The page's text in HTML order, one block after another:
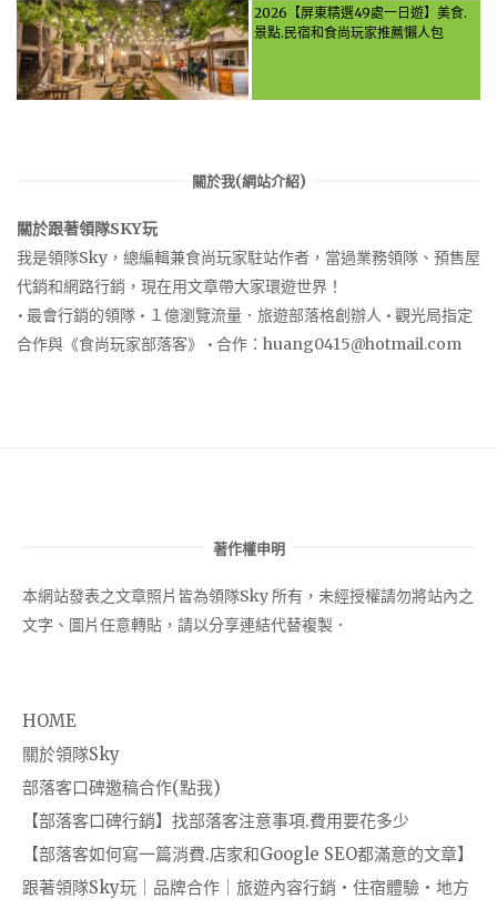
2026【屏東精選49處一日遊】美食.
景點.民宿和食尚玩家推薦懶人包
關於我(網站介紹)
關於跟著領隊SKY玩
我是領隊Sky，總編輯兼食尚玩家駐站作者，當過業務領隊、預售屋
代銷和網路行銷，現在用文章帶大家環遊世界！
• 最會行銷的領隊 • １億瀏覽流量．旅遊部落格創辦人 • 觀光局指定
合作與《食尚玩家部落客》 • 合作： huang0415@hotmail.com
著作權申明
本網站發表之文章照片皆為領隊Sky 所有，未經授權請勿將站內之
文字、圖片任意轉貼，請以分享連結代替複製．
HOME
關於領隊Sky
部落客口碑邀稿合作(點我)
【部落客口碑行銷】找部落客注意事項.費用要花多少
【部落客如何寫一篇消費.店家和Google SEO都滿意的文章】
跟著領隊Sky玩｜品牌合作｜旅遊內容行銷・住宿體驗・地方